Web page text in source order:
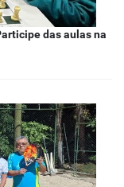
das aulas na